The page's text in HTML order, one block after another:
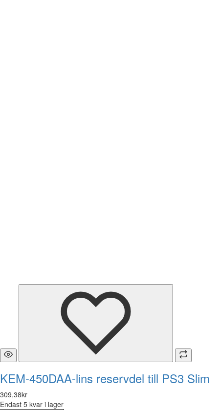
KEM-450DAA-lins reservdel till PS3 Slim
309,38kr
Endast 5 kvar i lager